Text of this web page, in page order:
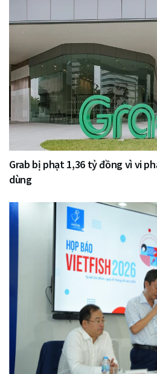
Grab bị phạt 1,36 tỷ đồng vì vi
dùng